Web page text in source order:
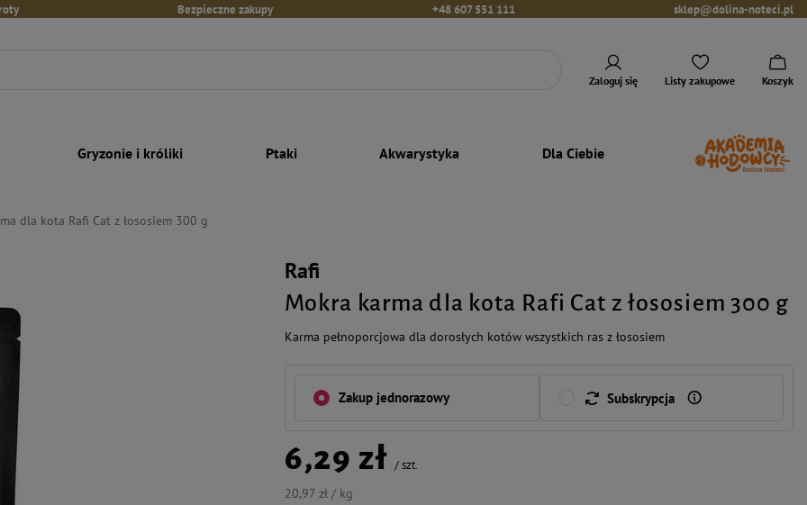
Bezpieczne zakupy +48 607 551 111 sklep@dolina-noteci.pl
Zaloguj się Listy zakupowe Koszyk
Gryzonie i króliki Ptaki Akwarystyka Dla Ciebie
dla kota Rafi Cat z łososiem 300 g
Rafi
Mokra karma dla kota Rafi Cat z łososiem 300 g
Karma pełnoporcjowa dla dorosłych kotów wszystkich ras z łososiem
Zakup jednorazowy Subskrypcja
6,29 zł /szt.
20,97 zł / kg